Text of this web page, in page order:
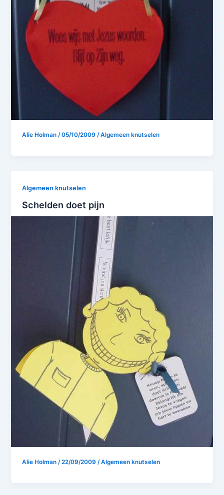
Alie Holman /05/10/2009 /Algemeen knutselen
Algemeen knutselen
Schelden doet pijn
Alie Holman /22/09/2009 /Algemeen knutselen